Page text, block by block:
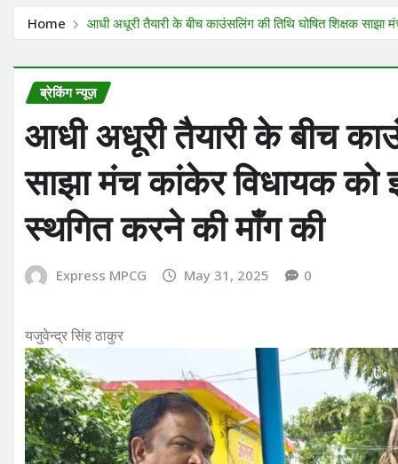
Home आधी अधूरी तैयारी के बीच काउंसलिंग की तिथि घोषित शिक्षक
ब्रेकिंग न्यूज़
आधी अधूरी तैयारी के बीच
साझा मंच कांकेर विधायक को
स्थगित करने की माँग की
Express MPCG May 31, 2025 0
यजुवेन्द्र सिंह ठाकुर